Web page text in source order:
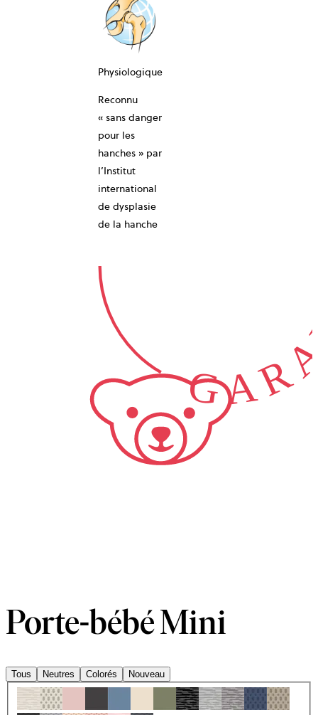
Physiologique
Reconnu
« sans danger
pour les
hanches » par
l’Institut
international
de dysplasie
de la hanche
10-AN
Porte-bébé Mini
Tous Neutres Colorés Nouveau